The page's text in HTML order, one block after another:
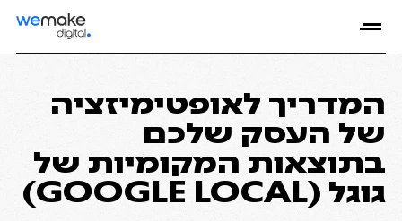
המדריך לאופטימיזציה
של העסק שלכם
בתוצאות המקומיות של
גוגל (GOOGLE LOCAL)